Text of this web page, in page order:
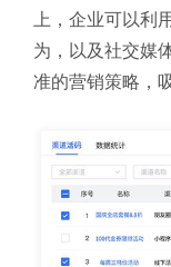
上，企业可以利
为，以及社交媒
准的营销策略，